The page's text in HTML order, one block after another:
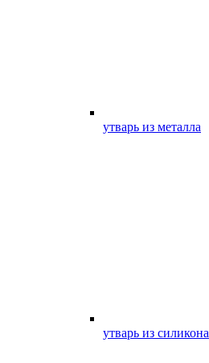
утварь из металла
утварь из силикона